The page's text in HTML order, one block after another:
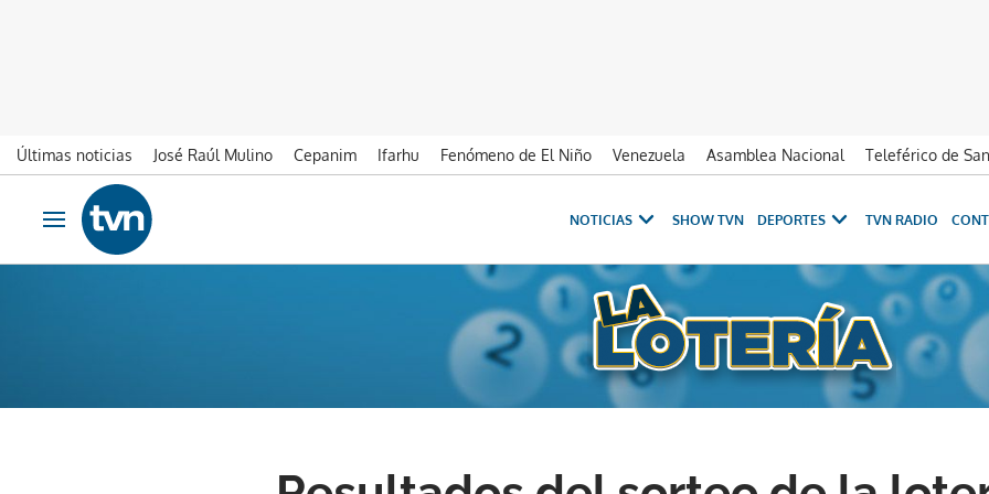
Últimas noticias José Raúl Mulino Cepanim Ifarhu Fenómeno de El Niño Venezuela Asamblea Nacional Teleférico de
Ir al contenido
Obrir navegació
NOTICIAS SHOW TVN DEPORTES TVN RADIO